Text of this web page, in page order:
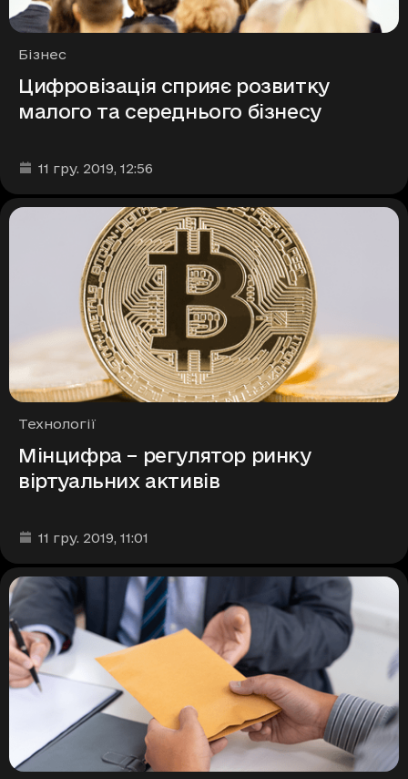
Рубрики
Бізнес
Цифровізація сприяє розвитку
малого та середнього бізнесу
Дата та час публікації
11 гру. 2019, 12:56
Рубрики
Технології
Мінцифра – регулятор ринку
віртуальних активів
Дата та час публікації
11 гру. 2019, 11:01